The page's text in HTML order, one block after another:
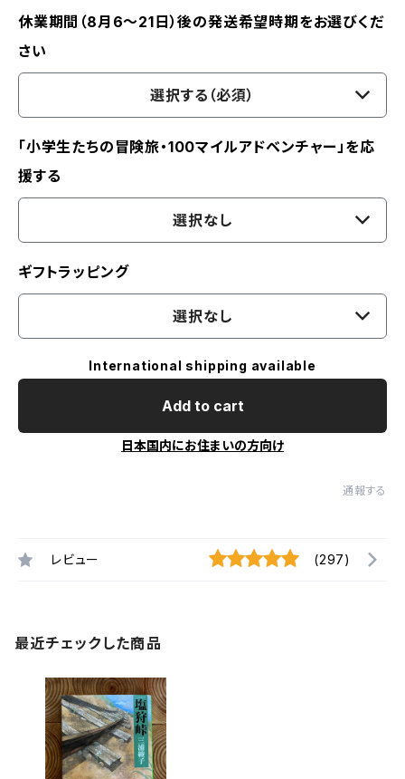
休業期間（8月6〜21日）後の発送希望時期をお選びくだ
さい
選択する（必須）
「小学生たちの冒険旅・100マイルアドベンチャー」を応
援する
選択なし
ギフトラッピング
選択なし
International shipping available
Add to cart
日本国内にお住まいの方向け
通報する
レビュー (297)
最近チェックした商品